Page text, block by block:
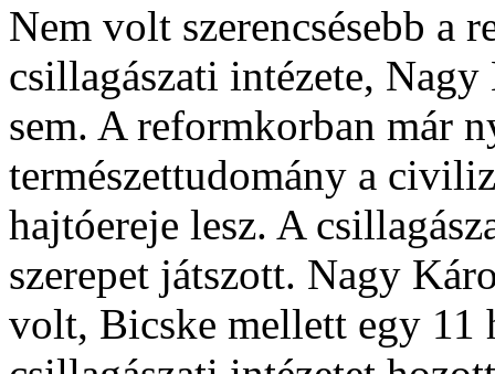
Nem volt szerencsésebb a
csillagászati intézete,
sem. A reformkorban már
természettudomány a
hajtóereje lesz. A
szerepet játszott. Nagy
volt, Bicske mellett egy 11